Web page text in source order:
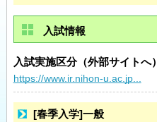
入試情報
入試実施区分（外部サイトへ）
https://www.ir.nihon-u.ac.jp...
[春季入学]一般